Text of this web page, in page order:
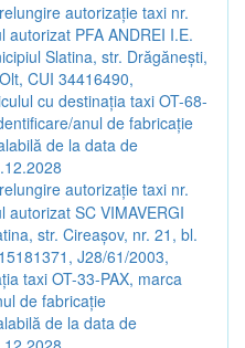
autorizație taxi nr.
PFA ANDREI I.E.
Slatina, str. Drăgănești,
CUI 34416490,
cu destinația taxi OT-68-
anul de fabricație
de la data de
autorizație taxi nr.
SC VIMAVERGI
str. Cireașov, nr. 21, bl.
J28/61/2003,
taxi OT-33-PAX, marca
de fabricație
de la data de